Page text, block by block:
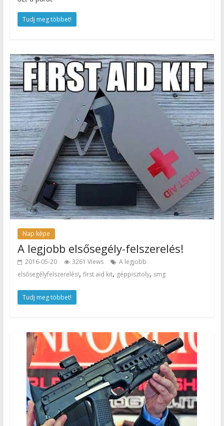
Tudj meg többet!
Nap képe
A legjobb elsősegély-felszerelés!
2016-05-20 3261 Views
A legjobb
elsősegélyfelszerelés!, first aid kit, géppisztoly, smg
Tudj meg többet!